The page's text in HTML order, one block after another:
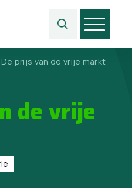
De prijs van de vrije markt
de vrije